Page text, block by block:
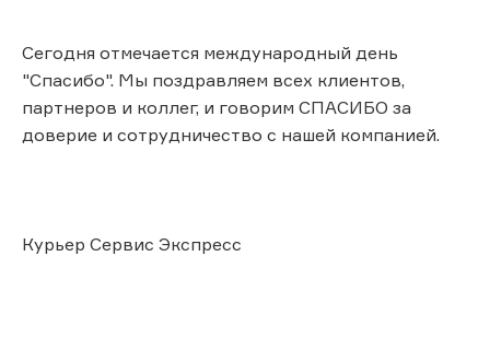
Сегодня отмечается международный день
"Спасибо". Мы поздравляем всех клиентов,
партнеров и коллег, и говорим СПАСИБО за
доверие и сотрудничество с нашей компанией.
Курьер Сервис Экспресс